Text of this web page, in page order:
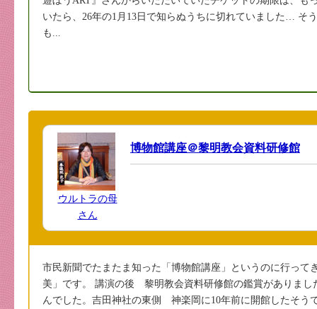
いたら、26年の1月13日で知らぬうちに切れていました… そ
も...
ウルトラの母
さん
博物館講座＠黎明教会資料研修館
市民新聞でたまたま知った「博物館講座」というのに行って
美」です。 講演の後 黎明教会資料研修館の鑑賞がありまし
んでした。吉田神社の東側 神楽岡に10年前に開館したそう